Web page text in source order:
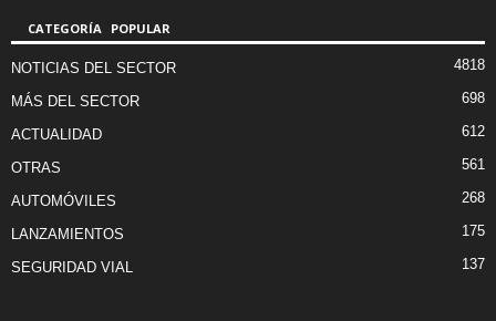
CATEGORÍA POPULAR
NOTICIAS DEL SECTOR 4818
MÁS DEL SECTOR 698
ACTUALIDAD 612
OTRAS 561
AUTOMÓVILES 268
LANZAMIENTOS 175
SEGURIDAD VIAL 137